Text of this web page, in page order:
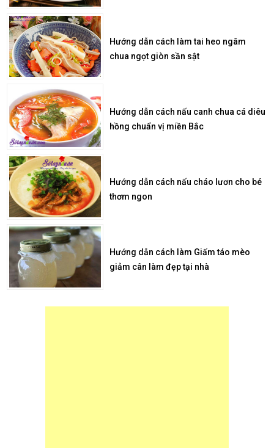
Hướng dẫn cách làm tai heo ngâm
chua ngọt giòn sần sật
Hướng dẫn cách nấu canh chua cá diêu
hồng chuẩn vị miền Bắc
Hướng dẫn cách nấu cháo lươn cho bé
thơm ngon
Hướng dẫn cách làm Giấm táo mèo
giảm cân làm đẹp tại nhà